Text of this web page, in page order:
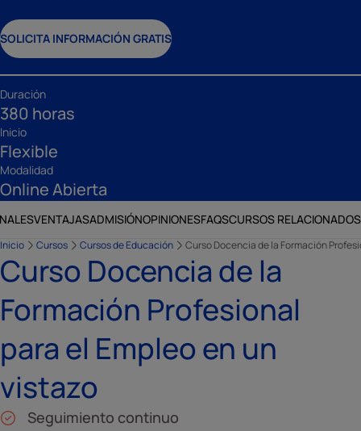
SOLICITA INFORMACIÓN GRATIS
Duración
380 horas
Inicio
Flexible
Modalidad
Online Abierta
VENTAJASADMISIÓNOPINIONESFAQSCURSOS RELACIONADOS
Inicio Cursos Cursos de Educación Curso Docencia de la Formación
Curso Docencia de la
Formación Profesional
para el Empleo en un
vistazo
Seguimiento continuo